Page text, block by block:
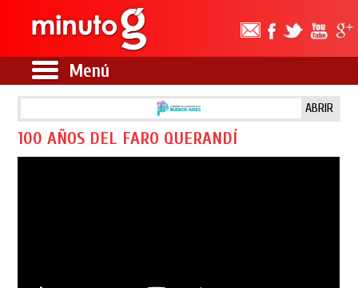
Menú
ABRIR
100 AÑOS DEL FARO QUERANDÍ